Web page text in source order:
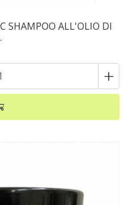
SHAMPOO ALL'OLIO DI
+